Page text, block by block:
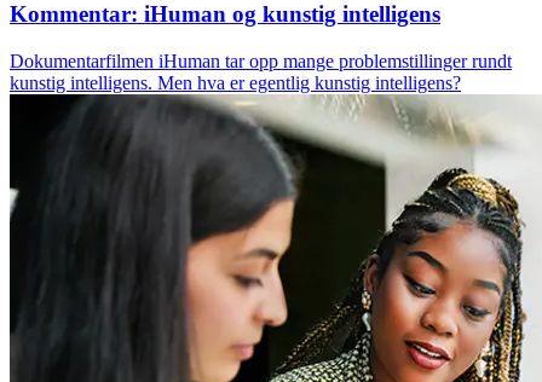
Kommentar: iHuman og kunstig intelligens
Dokumentarfilmen iHuman tar opp mange problemstillinger rundt
kunstig intelligens. Men hva er egentlig kunstig intelligens?